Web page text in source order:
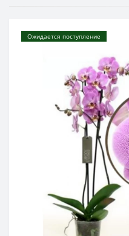
Ожидается поступление